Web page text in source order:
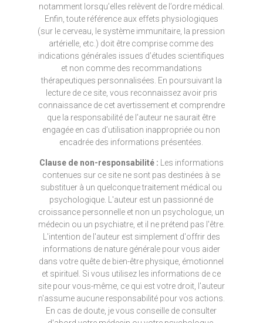
notamment lorsqu’elles relèvent de l’ordre médical.
Enfin, toute référence aux effets physiologiques
(sur le cerveau, le système immunitaire, la pression
artérielle, etc.) doit être comprise comme des
indications générales issues d’études scientifiques
et non comme des recommandations
thérapeutiques personnalisées. En poursuivant la
lecture de ce site, vous reconnaissez avoir pris
connaissance de cet avertissement et comprendre
que la responsabilité de l’auteur ne saurait être
engagée en cas d’utilisation inappropriée ou non
encadrée des informations présentées.
Clause de non-responsabilité : Les informations
contenues sur ce site ne sont pas destinées à se
substituer à un quelconque traitement médical ou
psychologique. L'auteur est un passionné de
croissance personnelle et non un psychologue, un
médecin ou un psychiatre, et il ne prétend pas l'être.
L'intention de l'auteur est simplement d'offrir des
informations de nature générale pour vous aider
dans votre quête de bien-être physique, émotionnel
et spirituel. Si vous utilisez les informations de ce
site pour vous-même, ce qui est votre droit, l'auteur
n'assume aucune responsabilité pour vos actions.
En cas de doute, je vous conseille de consulter